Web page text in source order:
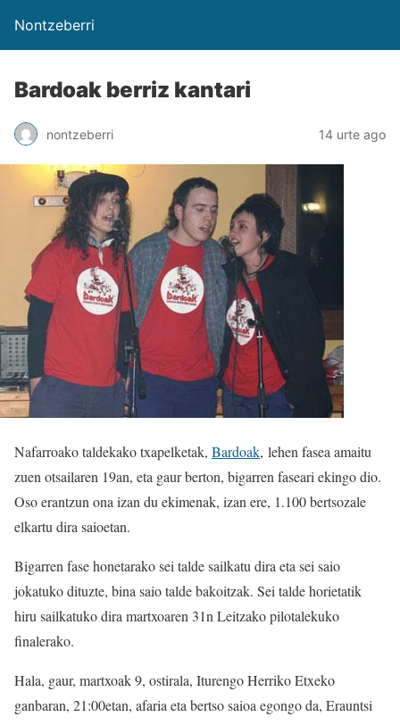
Nontzeberri
Bardoak berriz kantari
nontzeberri 14 urte ago
Nafarroako taldekako txapelketak, Bardoak, lehen fasea amaitu
zuen otsailaren 19an, eta gaur berton, bigarren faseari ekingo dio.
Oso erantzun ona izan du ekimenak, izan ere, 1.100 bertsozale
elkartu dira saioetan.
Bigarren fase honetarako sei talde sailkatu dira eta sei saio
jokatuko dituzte, bina saio talde bakoitzak. Sei talde horietatik
hiru sailkatuko dira martxoaren 31n Leitzako pilotalekuko
finalerako.
Hala, gaur, martxoak 9, ostirala, Iturengo Herriko Etxeko
ganbaran, 21:00etan, afaria eta bertso saioa egongo da, Erauntsi